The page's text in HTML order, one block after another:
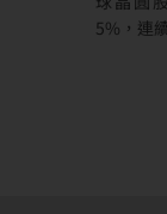
5%，連
在治理
公司治